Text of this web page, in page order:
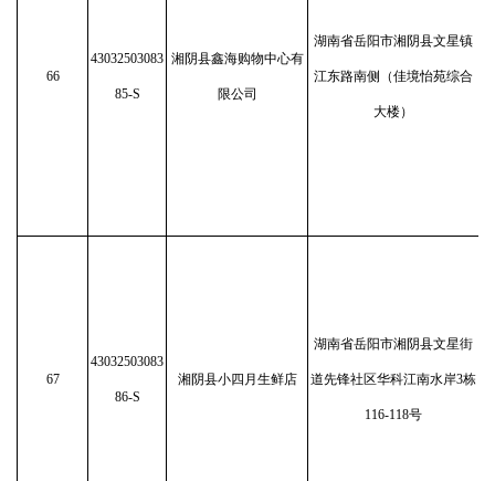
66
43032503083
85-S
湘阴县鑫海购物中心有
限公司
湖南省岳阳市湘阴县文星镇
江东路南侧（佳境怡苑综合
大楼）
67
43032503083
86-S
湘阴县小四月生鲜店
湖南省岳阳市湘阴县文星街
道先锋社区华科江南水岸3栋
116-118号